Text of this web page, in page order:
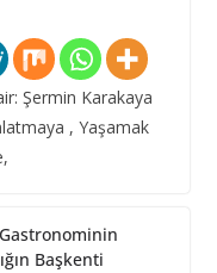
Şermin Karakaya
, Yaşamak
Başkenti